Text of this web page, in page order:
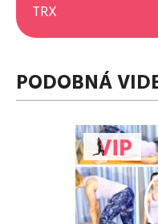
TRX
PODOBNÁ